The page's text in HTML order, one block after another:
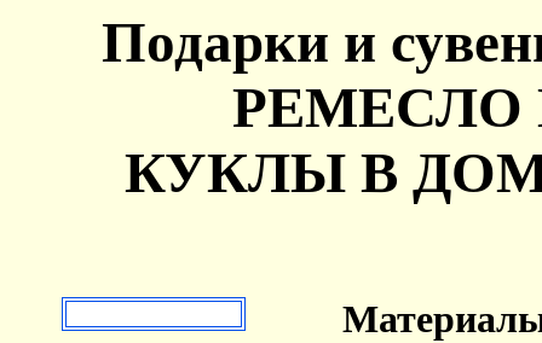
Подарки и
РЕМЕСЛО
КУКЛЫ В